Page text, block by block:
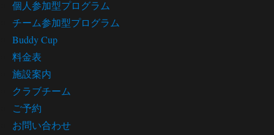
個人参加型プログラム
チーム参加型プログラム
Buddy Cup
料金表
施設案内
クラブチーム
ご予約
お問い合わせ